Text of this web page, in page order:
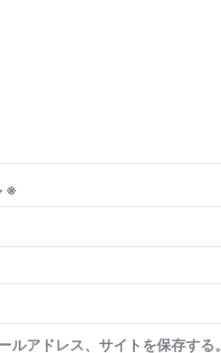
※
アドレス、サイトを保存する。